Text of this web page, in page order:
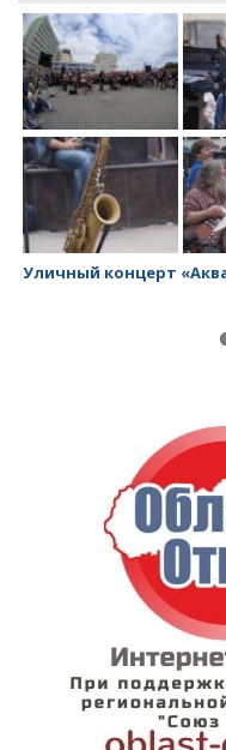
Уличный концерт